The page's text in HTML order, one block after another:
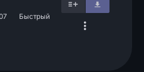
Быстрый